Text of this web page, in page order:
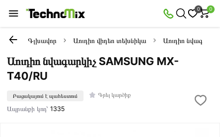
0 0
Գլխավոր Աուդիո վիդեո տեխնիկա Աուդիո
Աուդիո նվագարկիչ SAMSUNG MX-
T40/RU
Բացակայում է պահեստում Գրել կարծիք
Ապրանքի կոդ՝1335